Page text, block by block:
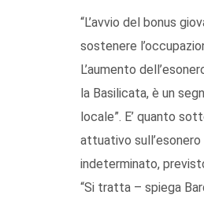
“L’avvio del bonus
sostenere
L’aumento
la Basilicata, è un
locale”. E’ quanto
attuativo
indeterminato,
“Si tratta – spiega